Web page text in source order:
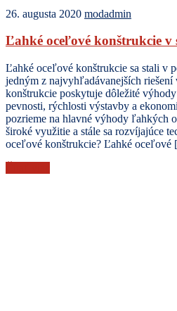
26. augusta 2020 modadmin
Ľahké oceľové konštrukcie v
Ľahké oceľové konštrukcie sa stali v
jedným z najvyhľadávanejších riešení
konštrukcie poskytuje dôležité
pevnosti, rýchlosti výstavby a
pozrieme na hlavné výhody ľahkých
široké využitie a stále sa rozvíjajúce
oceľové konštrukcie? Ľahké